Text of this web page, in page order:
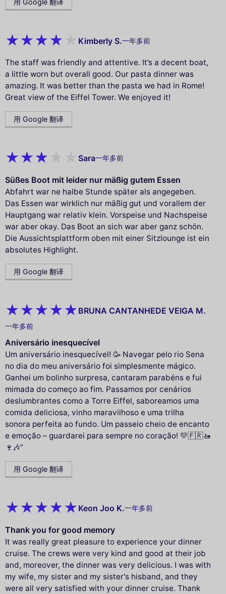
Kimberly S.一年多前
The staff was friendly and attentive. It’s a decent boat,
a little worn but overall good. Our pasta dinner was
amazing. It was better than the pasta we had in Rome!
Great view of the Eiffel Tower. We enjoyed it!
用 Google 翻译
Sara一年多前
Süßes Boot mit leider nur mäßig gutem Essen
Abfahrt war ne halbe Stunde später als angegeben.
Das Essen war wirklich nur mäßig gut und vorallem der
Hauptgang war relativ klein. Vorspeise und Nachspeise
war aber okay. Das Boot an sich war aber ganz schön.
Die Aussichtsplattform oben mit einer Sitzlounge ist ein
absolutes Highlight.
用 Google 翻译
BRUNA CANTANHEDE VEIGA M.
一年多前
Aniversário inesquecível
Um aniversário inesquecível! 🥳 Navegar pelo rio Sena
no dia do meu aniversário foi simplesmente mágico.
Ganhei um bolinho surpresa, cantaram parabéns e fui
mimada do começo ao fim. Passamos por cenários
deslumbrantes como a Torre Eiffel, saboreamos uma
comida deliciosa, vinho maravilhoso e uma trilha
sonora perfeita ao fundo. Um passeio cheio de encanto
e emoção – guardarei para sempre no coração! 💛🇫🇷🚤
🍷🎶”
用 Google 翻译
Keon Joo K.一年多前
Thank you for good memory
It was really great pleasure to experience your dinner
cruise. The crews were very kind and good at their job
and, moreover, the dinner was very delicious. I was with
my wife, my sister and my sister's hisband, and they
were all very satisfied with your dinner cruise. Thank